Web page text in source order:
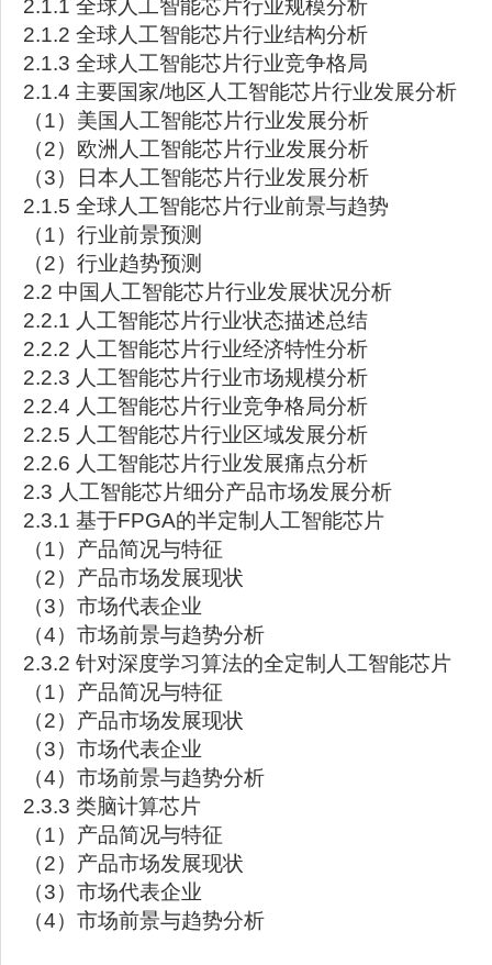
2.1.1 全球人工智能芯片行业规模分析
2.1.2 全球人工智能芯片行业结构分析
2.1.3 全球人工智能芯片行业竞争格局
2.1.4 主要国家/地区人工智能芯片行业发展分析
（1）美国人工智能芯片行业发展分析
（2）欧洲人工智能芯片行业发展分析
（3）日本人工智能芯片行业发展分析
2.1.5 全球人工智能芯片行业前景与趋势
（1）行业前景预测
（2）行业趋势预测
2.2 中国人工智能芯片行业发展状况分析
2.2.1 人工智能芯片行业状态描述总结
2.2.2 人工智能芯片行业经济特性分析
2.2.3 人工智能芯片行业市场规模分析
2.2.4 人工智能芯片行业竞争格局分析
2.2.5 人工智能芯片行业区域发展分析
2.2.6 人工智能芯片行业发展痛点分析
2.3 人工智能芯片细分产品市场发展分析
2.3.1 基于FPGA的半定制人工智能芯片
（1）产品简况与特征
（2）产品市场发展现状
（3）市场代表企业
（4）市场前景与趋势分析
2.3.2 针对深度学习算法的全定制人工智能芯片
（1）产品简况与特征
（2）产品市场发展现状
（3）市场代表企业
（4）市场前景与趋势分析
2.3.3 类脑计算芯片
（1）产品简况与特征
（2）产品市场发展现状
（3）市场代表企业
（4）市场前景与趋势分析